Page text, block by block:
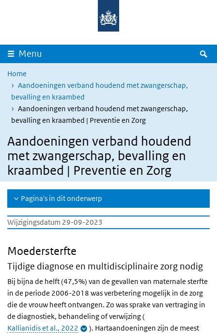
Overslaan en naar de inhoud gaan
Menu
Home
Aandoeningen verband houdend met zwangerschap,
bevalling en kraambed
Aandoeningen verband houdend met zwangerschap,
bevalling en kraambed | Preventie en Zorg
Aandoeningen verband houdend
met zwangerschap, bevalling en
kraambed | Preventie en Zorg
Pagina's in dit onderwerp
Wijzigingsdatum 29-09-2023
Moedersterfte
Tijdige diagnose en multidisciplinaire zorg nodig
Bij bijna de helft (47,5%) van de gevallen van maternale sterfte
in de periode 2006-2018 was verbetering mogelijk in de zorg
die de vrouw heeft ontvangen. Zo was sprake van vertraging in
de diagnostiek, behandeling of verwijzing (
Kallianidis et al., 2022
). Hartaandoeningen zijn de meest